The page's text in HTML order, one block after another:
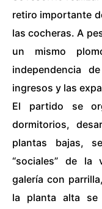
retiro importante
las cocheras. A
un mismo
independencia
ingresos y las
El partido se
dormitorios,
plantas bajas,
“sociales” de la
galería con
la planta alta se